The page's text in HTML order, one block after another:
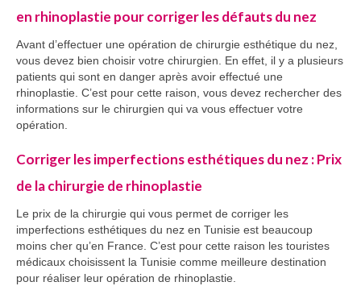
en rhinoplastie pour corriger les défauts du nez
Avant d’effectuer une opération de chirurgie esthétique du nez,
vous devez bien choisir votre chirurgien. En effet, il y a plusieurs
patients qui sont en danger après avoir effectué une
rhinoplastie. C’est pour cette raison, vous devez rechercher des
informations sur le chirurgien qui va vous effectuer votre
opération.
Corriger les imperfections esthétiques du nez : Prix
de la chirurgie de rhinoplastie
Le prix de la chirurgie qui vous permet de corriger les
imperfections esthétiques du nez en Tunisie est beaucoup
moins cher qu’en France. C’est pour cette raison les touristes
médicaux choisissent la Tunisie comme meilleure destination
pour réaliser leur opération de rhinoplastie.